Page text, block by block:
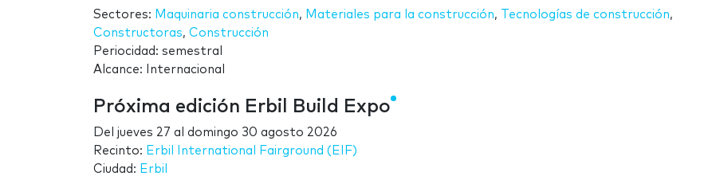
Sectores: Maquinaria construcción, Materiales para la construcción, Tecnologías de construcción,
Constructoras, Construcción
Periocidad: semestral
Alcance: Internacional
Próxima edición Erbil Build Expo
Del jueves 27 al domingo 30 agosto 2026
Recinto: Erbil International Fairground (EIF)
Ciudad: Erbil